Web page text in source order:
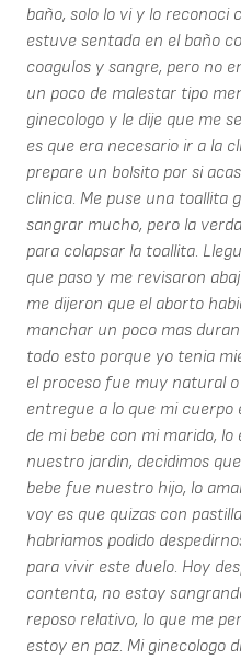
baño, solo lo vi y lo reconoci
estuve sentada en el baño
coagulos y sangre, pero no
un poco de malestar tipo
ginecologo y le dije que me
es que era necesario ir a la
prepare un bolsito por si
clinica. Me puse una toallita
sangrar mucho, pero la
para colapsar la toallita.
que paso y me revisaron
me dijeron que el aborto
manchar un poco mas
todo esto porque yo tenia
el proceso fue muy natural
entregue a lo que mi cuerpo
de mi bebe con mi marido,
nuestro jardin, decidimos
bebe fue nuestro hijo, lo
voy es que quizas con
habriamos podido
para vivir este duelo. Hoy
contenta, no estoy
reposo relativo, lo que me
estoy en paz. Mi ginecologo